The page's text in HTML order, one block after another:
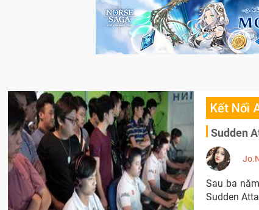
Kết Nối
Sudden
Sau ba
Sudden